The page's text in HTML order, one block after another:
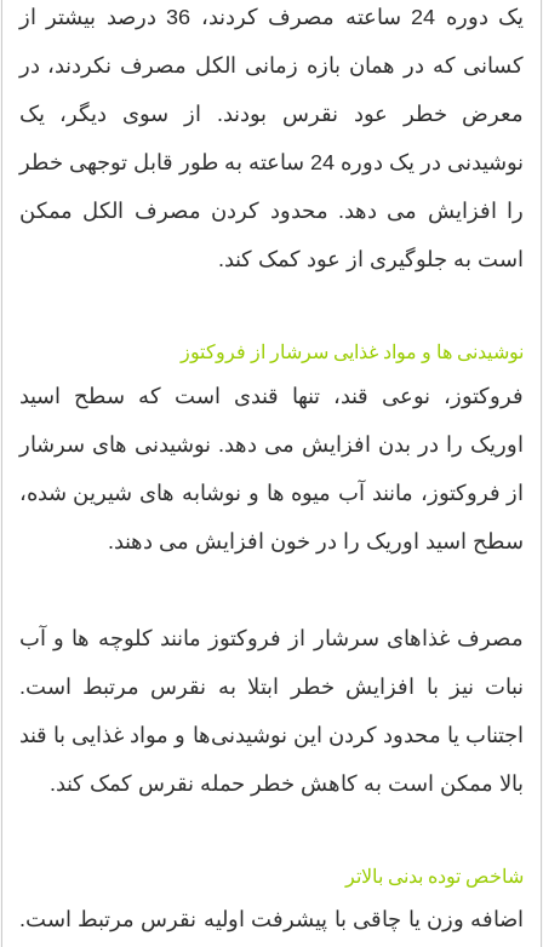
یک دوره 24 ساعته مصرف کردند، 36 درصد بیشتر از
کسانی که در همان بازه زمانی الکل مصرف نکردند، در
معرض خطر عود نقرس بودند. از سوی دیگر، یک
نوشیدنی در یک دوره 24 ساعته به طور قابل توجهی خطر
را افزایش می دهد. محدود کردن مصرف الکل ممکن
است به جلوگیری از عود کمک کند.
نوشیدنی ها و مواد غذایی سرشار از فروکتوز
فروکتوز، نوعی قند، تنها قندی است که سطح اسید
اوریک را در بدن افزایش می دهد. نوشیدنی های سرشار
از فروکتوز، مانند آب میوه ها و نوشابه های شیرین شده،
سطح اسید اوریک را در خون افزایش می دهند.
مصرف غذاهای سرشار از فروکتوز مانند کلوچه ها و آب
نبات نیز با افزایش خطر ابتلا به نقرس مرتبط است.
اجتناب یا محدود کردن این نوشیدنی‌ها و مواد غذایی با قند
بالا ممکن است به کاهش خطر حمله نقرس کمک کند.
شاخص توده بدنی بالاتر
اضافه وزن یا چاقی با پیشرفت اولیه نقرس مرتبط است.